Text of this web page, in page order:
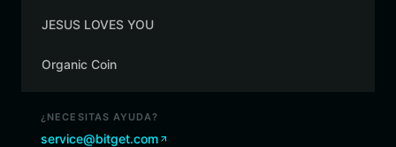
JESUS LOVES YOU
Organic Coin
¿NECESITAS AYUDA?
service@bitget.com